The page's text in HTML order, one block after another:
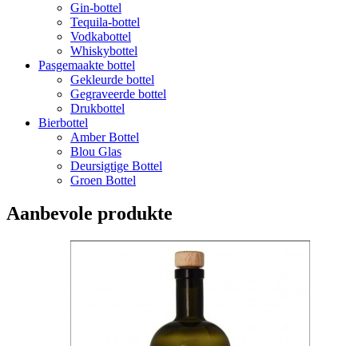
Gin-bottel
Tequila-bottel
Vodkabottel
Whiskybottel
Pasgemaakte bottel
Gekleurde bottel
Gegraveerde bottel
Drukbottel
Bierbottel
Amber Bottel
Blou Glas
Deursigtige Bottel
Groen Bottel
Aanbevole produkte